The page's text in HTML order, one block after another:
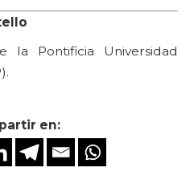
la Pontificia Universidad
en: